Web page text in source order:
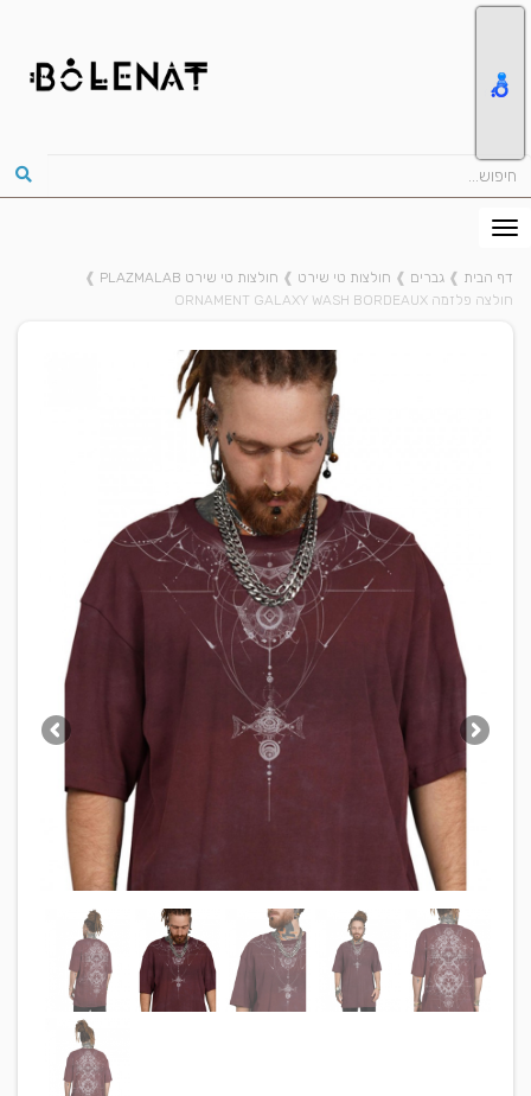
דף הבית ❱ גברים ❱ חולצות טי שירט ❱ חולצות טי שירט PLAZMALAB
❱
חולצה פלזמה ORNAMENT GALAXY WASH BORDEAUX